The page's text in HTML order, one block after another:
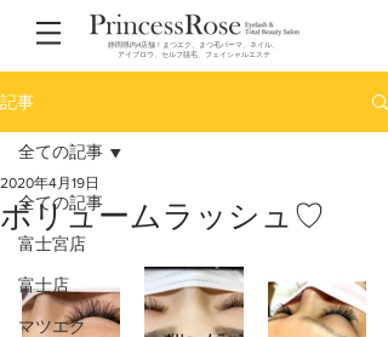
静岡県内4店舗！まつエク、まつ毛パーマ、ネイル、
アイブロウ、セルフ脱毛、フェイシャルエステ
記事
全ての記事
富士宮店
富士店
マツエク
全ての記事
ボリュームラッシュ♡
2020年4月19日